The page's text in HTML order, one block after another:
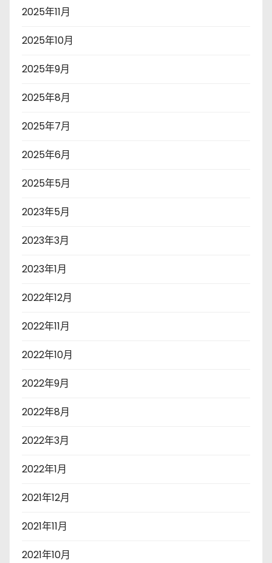
2025年11月
2025年10月
2025年9月
2025年8月
2025年7月
2025年6月
2025年5月
2023年5月
2023年3月
2023年1月
2022年12月
2022年11月
2022年10月
2022年9月
2022年8月
2022年3月
2022年1月
2021年12月
2021年11月
2021年10月